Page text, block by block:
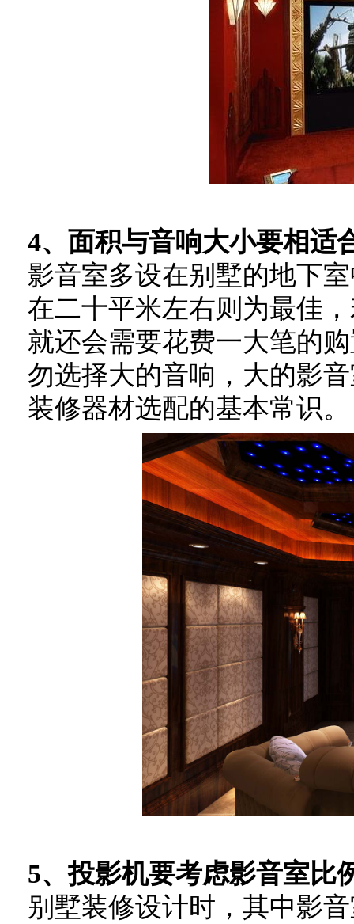
4、面积与音响大小要相适
影音室多设在别墅的地下
在二十平米左右则为最佳
就还会需要花费一大笔的
勿选择大的音响，大的影
装修器材选配的基本常识。
5、投影机要考虑影音室比
别墅装修设计时，其中影